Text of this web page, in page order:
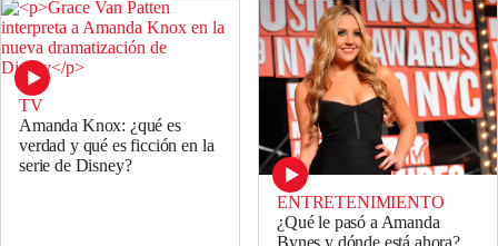
TV
Amanda Knox: ¿qué es
verdad y qué es ficción en la
serie de Disney?
ENTRETENIMIENTO
¿Qué le pasó a Amanda
Bynes y dónde está ahora?